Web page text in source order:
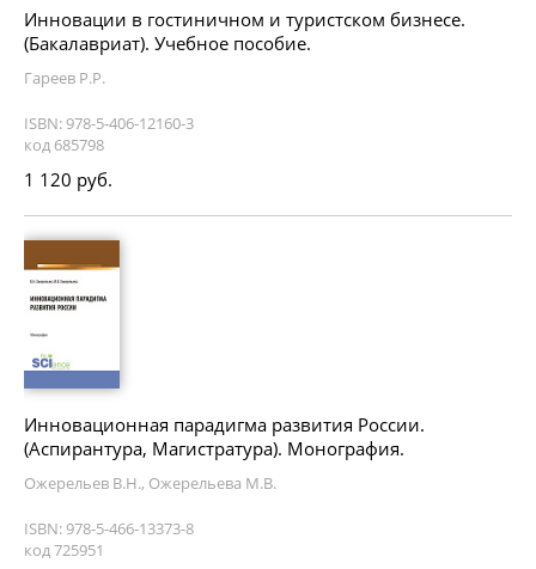
Инновации в гостиничном и туристском бизнесе.
(Бакалавриат). Учебное пособие.
Гареев Р.Р.
ISBN: 978-5-406-12160-3
код 685798
1 120 руб.
Инновационная парадигма развития России.
(Аспирантура, Магистратура). Монография.
Ожерельев В.Н., Ожерельева М.В.
ISBN: 978-5-466-13373-8
код 725951